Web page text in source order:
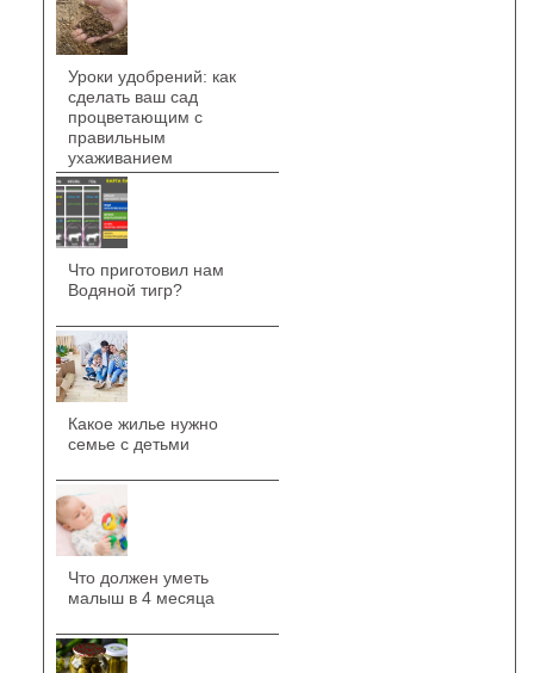
Уроки удобрений: как
сделать ваш сад
процветающим с
правильным
ухаживанием
Что приготовил нам
Водяной тигр?
Какое жилье нужно
семье с детьми
Что должен уметь
малыш в 4 месяца